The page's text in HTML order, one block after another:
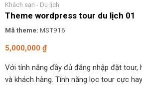
Khách sạn - Du lịch
Theme wordpress tour du lịch 01
Mã theme: MST916
5,000,000 ₫
Với tính năng đầy đủ đăng nhập đặt tour,
và khách hàng. Tính năng lọc tour cực